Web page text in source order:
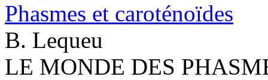
Phasmes et caroténoïdes
B. Lequeu
LE MONDE DES